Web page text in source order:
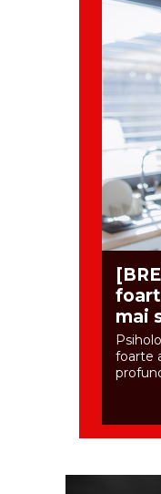
mai
foarte